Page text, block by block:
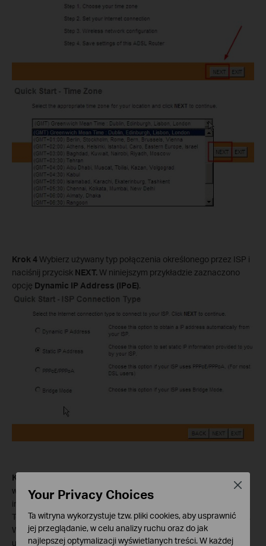
Krok 4Wybierz używany typ połączenia określonego przez ISP i
naciśnij przycisk NEXT.W niniejszym przykładzie zaznaczono
opcję Dynamic IP Address (IPoE).
Krok 5
właściwyConnection Type. Po sprawdzeniu wprowadzonych
informacji, naciśnij przycisk
To istotne, aby na tej stronie dane były wprowadzone poprawnie.
W przypadku wątpliwości, należy skontaktować się z dostawcą
usług internetowych.
Your Privacy Choices
Ta witryna wykorzystuje tzw. pliki cookies, aby usprawnić
jej przeglądanie, w celu analizy ruchu oraz do jak
najlepszej optymalizacji wyświetlanych treści. W każdej
Close